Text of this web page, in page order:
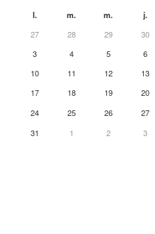
l.
m. m. j.
27
28 29 30
3
4 5 6
10
11 12 13
17
18 19 20
24
25 26 27
31
1 2 3